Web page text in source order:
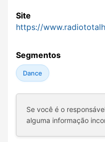
Site
https://
Segmentos
Dance
Se você é o
alguma informação